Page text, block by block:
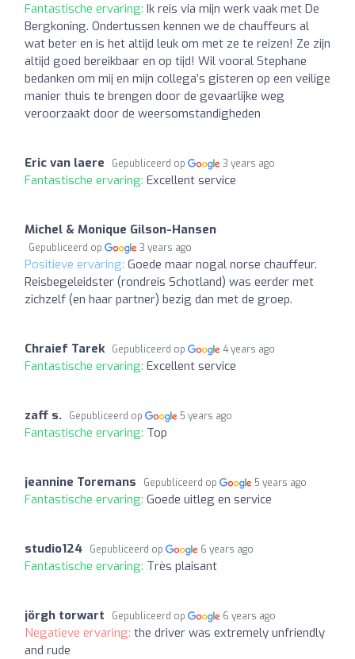
Fantastische ervaring: Ik reis via mijn werk vaak met De
Bergkoning. Ondertussen kennen we de chauffeurs al
wat beter en is het altijd leuk om met ze te reizen! Ze zijn
altijd goed bereikbaar en op tijd! Wil vooral Stephane
bedanken om mij en mijn collega’s gisteren op een veilige
manier thuis te brengen door de gevaarlijke weg
veroorzaakt door de weersomstandigheden
Eric van laere Gepubliceerd op 3 years ago
Fantastische ervaring: Excellent service
Michel & Monique Gilson-Hansen
Gepubliceerd op 3 years ago
Positieve ervaring: Goede maar nogal norse chauffeur.
Reisbegeleidster (rondreis Schotland) was eerder met
zichzelf (en haar partner) bezig dan met de groep.
Chraief Tarek Gepubliceerd op 4 years ago
Fantastische ervaring: Excellent service
zaff s. Gepubliceerd op 5 years ago
Fantastische ervaring: Top
jeannine Toremans Gepubliceerd op 5 years ago
Fantastische ervaring: Goede uitleg en service
studio124 Gepubliceerd op 6 years ago
Fantastische ervaring: Très plaisant
jörgh torwart Gepubliceerd op 6 years ago
Negatieve ervaring: the driver was extremely unfriendly
and rude